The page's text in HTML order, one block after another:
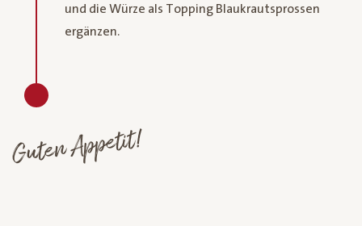
und die Würze als Topping Blaukrautsprossen
ergänzen.
Guten Appetit!